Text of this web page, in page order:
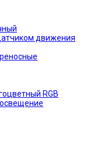
движения
RGB